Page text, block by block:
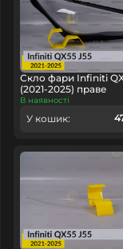
Скло фари Infiniti
(2021-2025) праве
В наявності
У кошик: